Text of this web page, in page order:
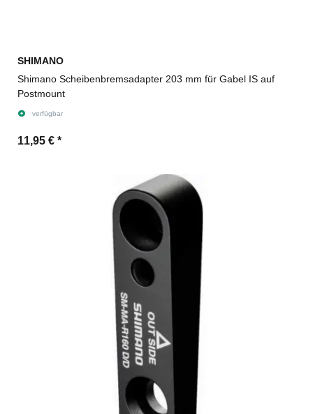
SHIMANO
Shimano Scheibenbremsadapter 203 mm für Gabel IS auf
Postmount
verfügbar
11,95 € *